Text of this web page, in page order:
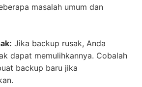
masalah umum dan
Jika backup rusak, Anda
dapat memulihkannya. Cobalah
backup baru jika